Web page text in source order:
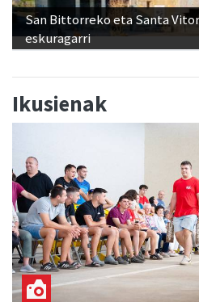
San Bittorreko eta Santa
eskuragarri
Ikusienak